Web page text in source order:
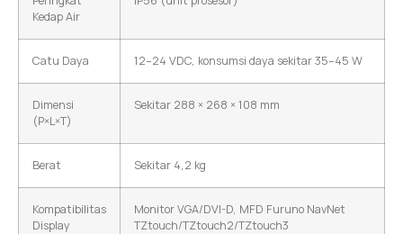
Kedap Air
Catu Daya 12–24 VDC, konsumsi daya sekitar 35–45 W
Dimensi
(P×L×T)
Sekitar 288 × 268 × 108 mm
Berat Sekitar 4,2 kg
Kompatibilitas
Display
Monitor VGA/DVI-D, MFD Furuno NavNet
TZtouch/TZtouch2/TZtouch3